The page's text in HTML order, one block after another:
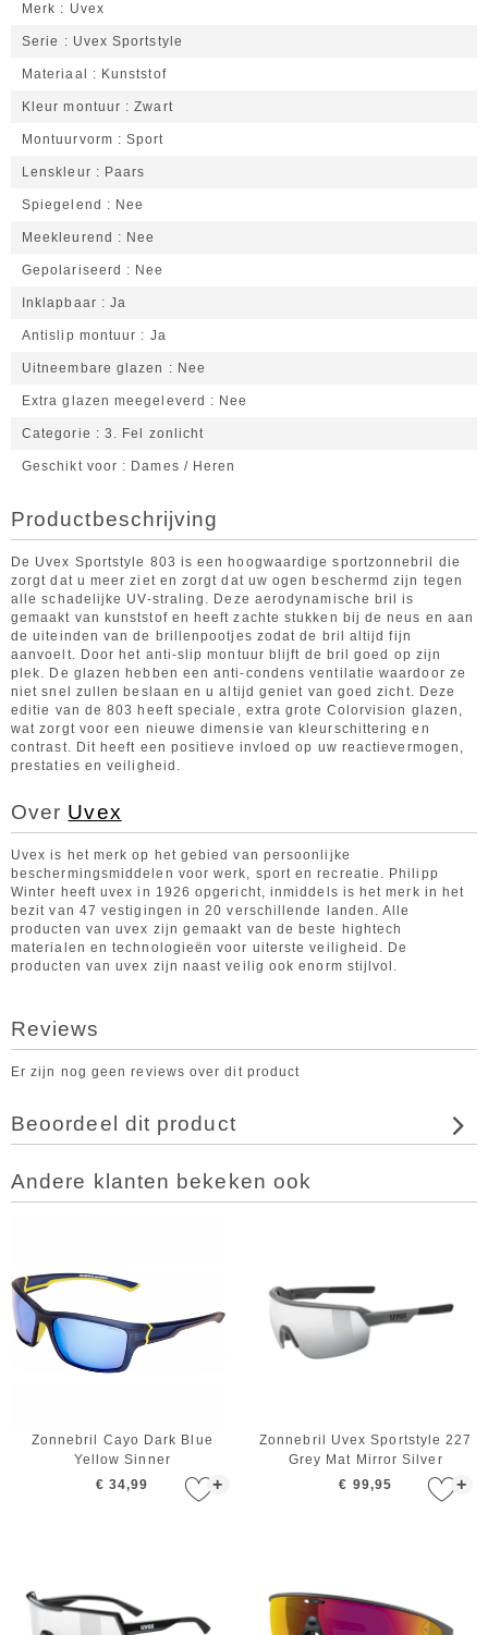
Merk Uvex
Serie Uvex Sportstyle
Materiaal Kunststof
Kleur montuur Zwart
Montuurvorm Sport
Lenskleur Paars
Spiegelend Nee
Meekleurend Nee
Gepolariseerd Nee
Inklapbaar Ja
Antislip montuur Ja
Uitneembare glazen Nee
Extra glazen meegeleverd Nee
Categorie 3. Fel zonlicht
Geschikt voor Dames / Heren
Productbeschrijving
De Uvex Sportstyle 803 is een hoogwaardige sportzonnebril die
zorgt dat u meer ziet en zorgt dat uw ogen beschermd zijn tegen
alle schadelijke UV-straling. Deze aerodynamische bril is
gemaakt van kunststof en heeft zachte stukken bij de neus en aan
de uiteinden van de brillenpootjes zodat de bril altijd fijn
aanvoelt. Door het anti-slip montuur blijft de bril goed op zijn
plek. De glazen hebben een anti-condens ventilatie waardoor ze
niet snel zullen beslaan en u altijd geniet van goed zicht. Deze
editie van de 803 heeft speciale, extra grote Colorvision glazen,
wat zorgt voor een nieuwe dimensie van kleurschittering en
contrast. Dit heeft een positieve invloed op uw reactievermogen,
prestaties en veiligheid.
Over Uvex
Uvex is het merk op het gebied van persoonlijke
beschermingsmiddelen voor werk, sport en recreatie. Philipp
Winter heeft uvex in 1926 opgericht, inmiddels is het merk in het
bezit van 47 vestigingen in 20 verschillende landen. Alle
producten van uvex zijn gemaakt van de beste hightech
materialen en technologieën voor uiterste veiligheid. De
producten van uvex zijn naast veilig ook enorm stijlvol.
Reviews
Er zijn nog geen reviews over dit product
Beoordeel dit product
Andere klanten bekeken ook
+
Zonnebril Cayo Dark Blue
Yellow Sinner
€ 34,99
+
Zonnebril Uvex Sportstyle 227
Grey Mat Mirror Silver
€ 99,95